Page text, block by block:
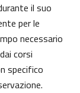
il suo
per le
necessario
corsi
specifico